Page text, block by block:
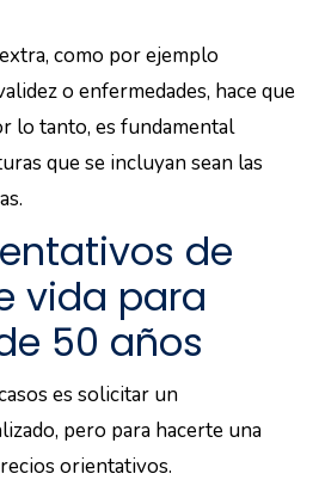
como por ejemplo
o enfermedades, hace que
lo tanto, es fundamental
que se incluyan sean las
de
vida para
50 años
es solicitar un
pero para hacerte una
orientativos.